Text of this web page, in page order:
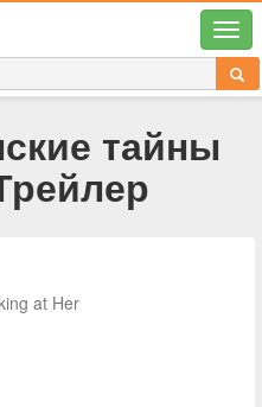
тайны
at Her